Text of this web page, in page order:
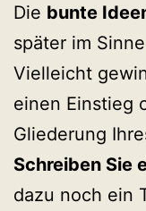
Die bunte
später im
Vielleicht
einen Einstieg
Gliederung
Schreiben Sie
dazu noch ein